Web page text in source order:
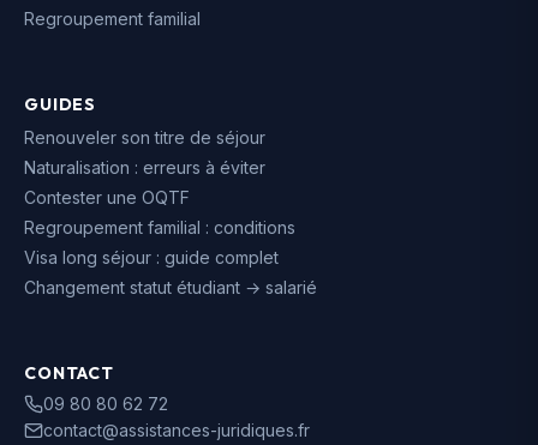
Regroupement familial
GUIDES
Renouveler son titre de séjour
Naturalisation : erreurs à éviter
Contester une OQTF
Regroupement familial : conditions
Visa long séjour : guide complet
Changement statut étudiant → salarié
CONTACT
09 80 80 62 72
contact@assistances-juridiques.fr